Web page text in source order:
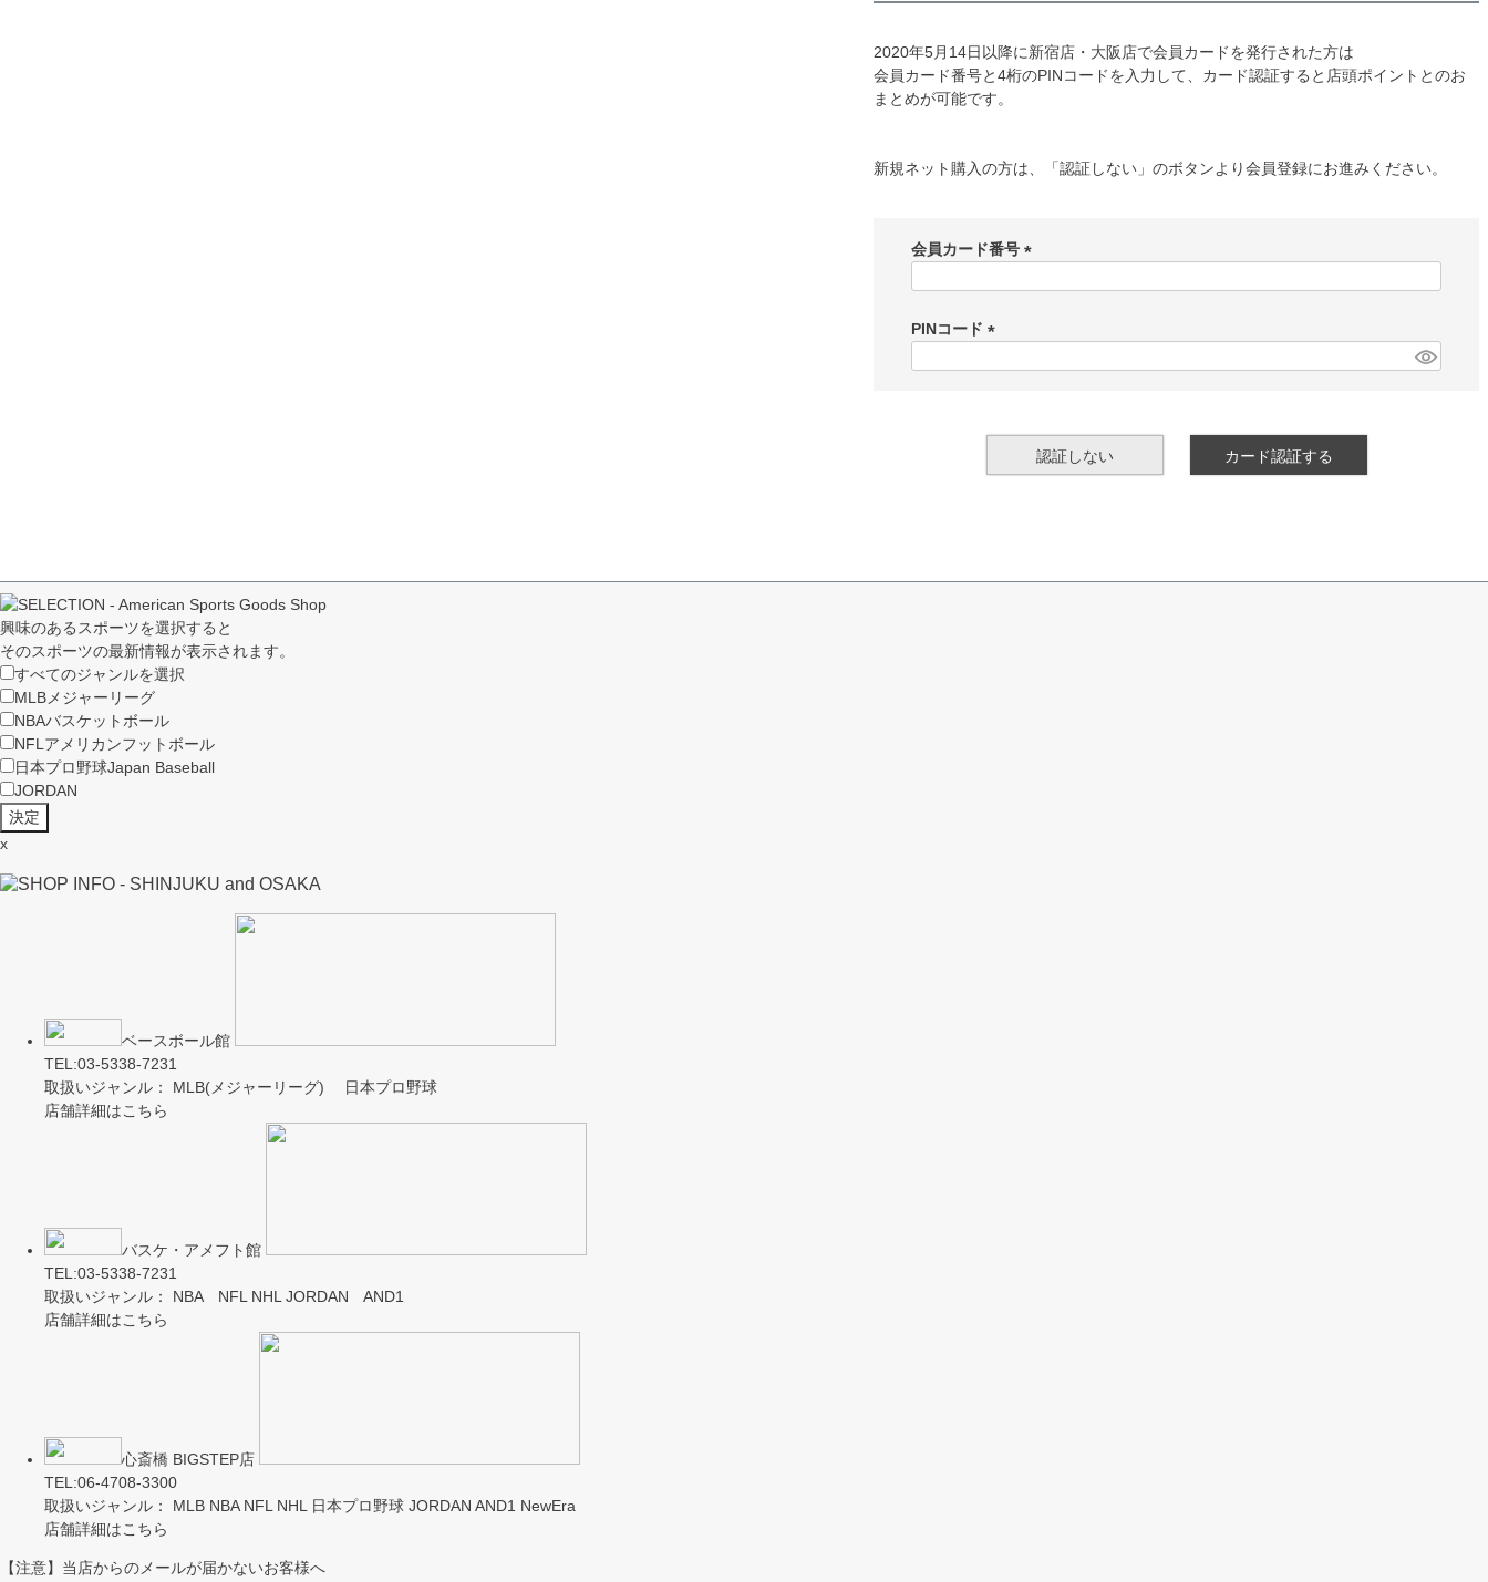
2020年5月14日以降に新宿店・大阪店で会員カードを発行された方は
会員カード番号と4桁のPINコードを入力して、カード認証すると店頭ポイントとのお
まとめが可能です。
新規ネット購入の方は、「認証しない」のボタンより会員登録にお進みください。
会員カード番号
)
PINコード
カード認証する
認証しない
興味のあるスポーツを選択すると
そのスポーツの最新情報が表示されます。
すべてのジャンルを選択
MLB メジャーリーグ
NBAバスケットボール
NFL アメリカンフットボール
日本プロ野球Japan Baseball
JORDAN
x
ベースボール館
TEL:03-5338-7231
取扱いジャンル： MLB(メジャーリーグ) 日本プロ野球
店舗詳細はこちら
バスケ・アメフト館
TEL:03-5338-7231
取扱いジャンル： NBA NFL NHL JORDAN AND1
店舗詳細はこちら
心斎橋 BIGSTEP店
TEL:06-4708-3300
取扱いジャンル： MLB NBA NFL NHL 日本プロ野球 JORDAN AND1 NewEra
店舗詳細はこちら
【注意】当店からのメールが届かないお客様へ